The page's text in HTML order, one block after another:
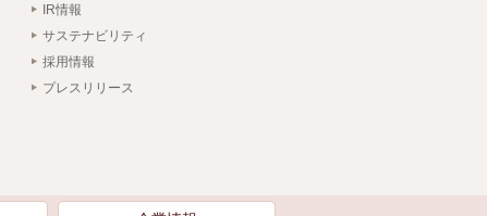
IR情報
サステナビリティ
採用情報
プレスリリース